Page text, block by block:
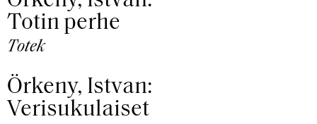
Totin perhe
Totek
Örkeny, Istvan:
Verisukulaiset